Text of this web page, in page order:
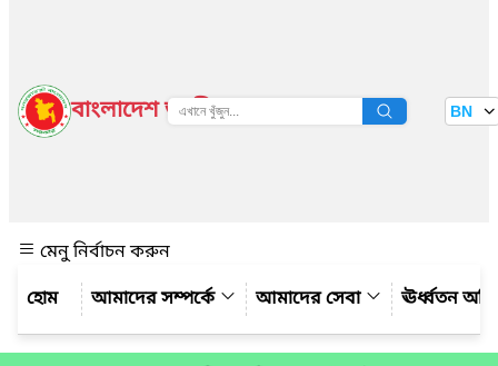
বাংলাদেশ জাতীয় তথ্য বাতায়ন BN
মেনু নির্বাচন করুন
আমাদের সম্পর্কে
আমাদের সেবা ঊর্ধ্বতন